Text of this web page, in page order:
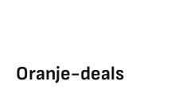
Oranje-deals